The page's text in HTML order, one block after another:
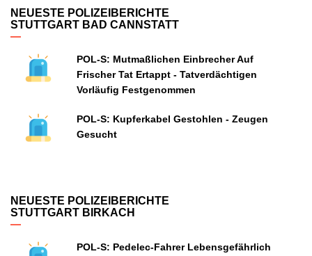
NEUESTE POLIZEIBERICHTE
STUTTGART BAD CANNSTATT
POL-S: Mutmaßlichen Einbrecher Auf
Frischer Tat Ertappt - Tatverdächtigen
Vorläufig Festgenommen
POL-S: Kupferkabel Gestohlen - Zeugen
Gesucht
NEUESTE POLIZEIBERICHTE
STUTTGART BIRKACH
POL-S: Pedelec-Fahrer Lebensgefährlich